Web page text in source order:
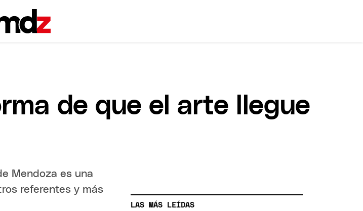
de que el arte llegue
Mendoza es una
referentes y más
LAS MÁS LEÍDAS